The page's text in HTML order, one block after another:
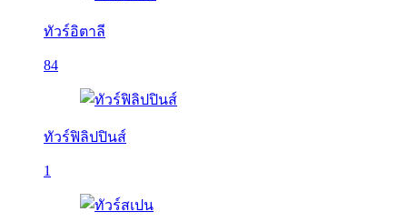
ทัวร์อิตาลี
84
ทัวร์ฟิลิปปินส์
1